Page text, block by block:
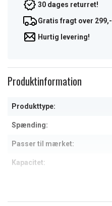
30 dages returret!
Gratis fragt over 299,-
Hurtig levering!
Produktinformation
Produkttype:
Spænding:
Passer til mærket:
Kapacitet: